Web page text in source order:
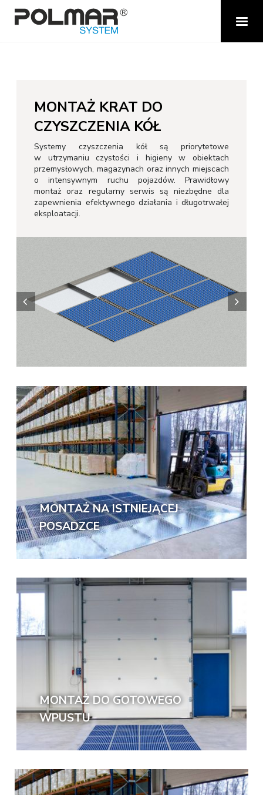
MONTAŻ KRAT DO
CZYSZCZENIA KÓŁ
Systemy czyszczenia kół są priorytetowe
w utrzymaniu czystości i higieny w obiektach
przemysłowych, magazynach oraz innych miejscach
o intensywnym ruchu pojazdów. Prawidłowy
montaż oraz regularny serwis są niezbędne dla
zapewnienia efektywnego działania i długotrwałej
eksploatacji.
MONTAŻ NA ISTNIEJĄCEJ
POSADZCE
MONTAŻ DO GOTOWEGO
WPUSTU